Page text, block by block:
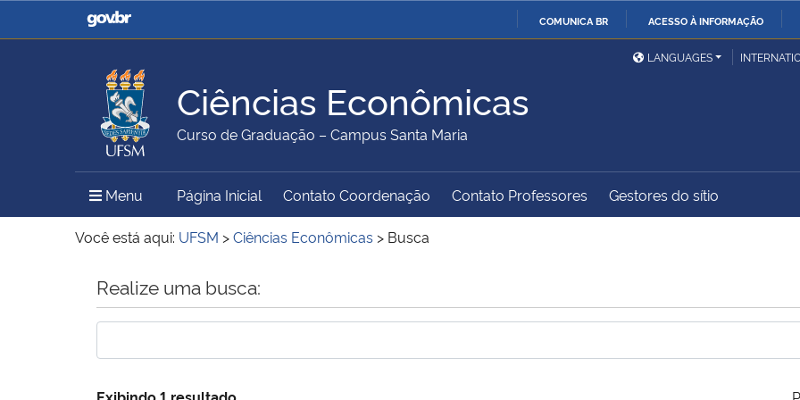
COMUNICA BR ACESSO À INFORMAÇÃO
Casa Civil
Ministério da Justiça e
Ministério da Defesa
Ministério das Relações
Exteriores
Ministério da Agricultura,
Pecuária e Abastecimento
Ministério da Educação Ministério da Cidadania
Ministério do Meio Ambiente Ministério do Turismo
Ministério do
Controladoria-Geral da
LANGUAGES
Ciências Econômicas
Curso de Graduação – Campus Santa Maria
Menu Menu Principal do Sítio
Página Inicial Contato Coordenação Contato Professores Gestores do sítio
Você está aqui: UFSM >Ciências Econômicas > Busca
Início do conteúdo
Realize uma busca:
Exibindo 1 resultado